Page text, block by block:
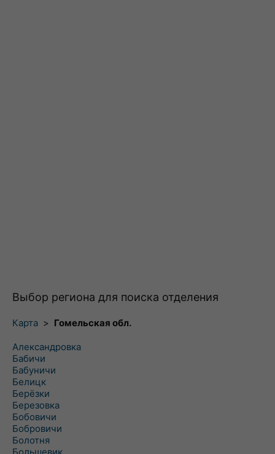
Выбор региона для поиска отделения
Карта > Гомельская обл.
Александровка
Бабичи
Бабуничи
Белицк
Берёзки
Березовка
Бобовичи
Бобровичи
Болотня